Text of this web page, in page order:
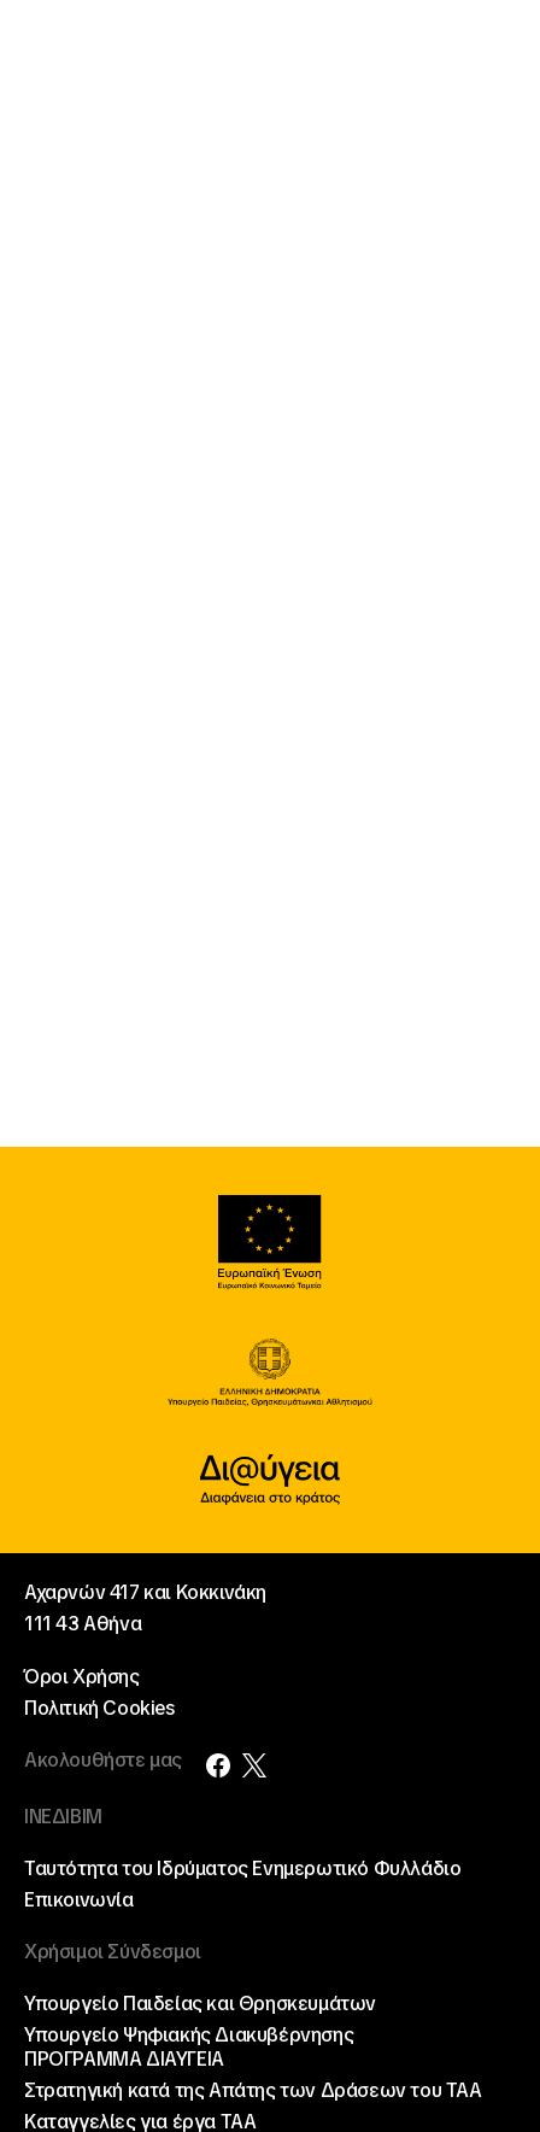
Αχαρνών 417 και Κοκκινάκη
111 43 Αθήνα
Όροι Χρήσης
Πολιτική Cookies
Ακολουθήστε μας
ΙΝΕΔΙΒΙΜ
Ταυτότητα του ΙδρύματοςΕνημερωτικό Φυλλάδιο
Επικοινωνία
Χρήσιμοι Σύνδεσμοι
Υπουργείο Παιδείας και Θρησκευμάτων
Υπουργείο Ψηφιακής Διακυβέρνησης
ΠΡΟΓΡΑΜΜΑ ΔΙΑΥΓΕΙΑ
Στρατηγική κατά της Απάτης των Δράσεων του ΤΑΑ
Καταγγελίες για έργα ΤΑΑ